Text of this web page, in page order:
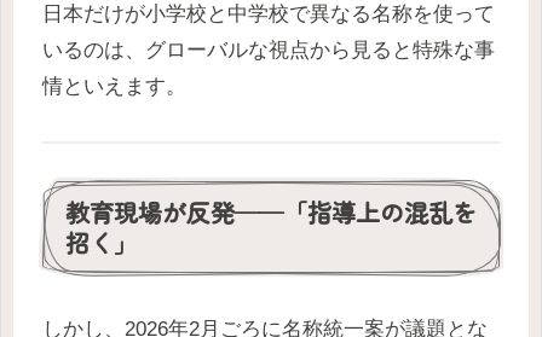
日本だけが小学校と中学校で異なる名称を使って
いるのは、グローバルな視点から見ると特殊な事
情といえます。
教育現場が反発——「指導上の混乱を
招く」
しかし、2026年2月ごろに名称統一案が議題とな